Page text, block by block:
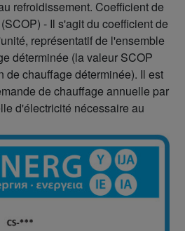
refroidissement. Coefficient de
- Il s'agit du coefficient de
représentatif de l'ensemble
déterminée (la valeur SCOP
de chauffage déterminée). Il est
de chauffage annuelle par
d'électricité nécessaire au